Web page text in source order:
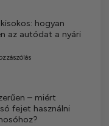
hogyan
az autódat a nyári
– miért
fejet használni